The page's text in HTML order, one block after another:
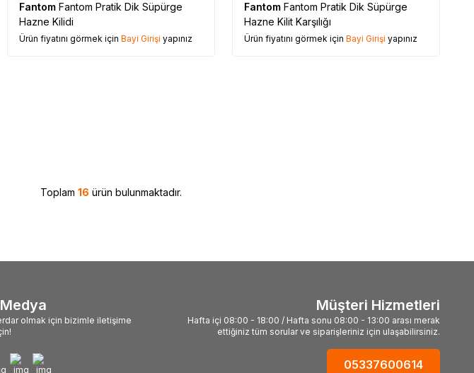
Fantom Fantom Pratik Dik Süpürge
Hazne Kilidi
Ürün fiyatını görmek için Bayi Girişi yapınız
Fantom Fantom Pratik Dik Süpürge
Hazne Kilit Karşılığı
Ürün fiyatını görmek için Bayi Girişi yapınız
Toplam 16 ürün bulunmaktadır.
olmak için bizimle iletişime
Müşteri Hizmetleri
Hafta içi 08:00 - 18:00 / Hafta sonu 08:00 - 13:00 arası merak
ettiğiniz tüm sorular ve siparişleriniz için ulaşabilirsiniz.
05337600614